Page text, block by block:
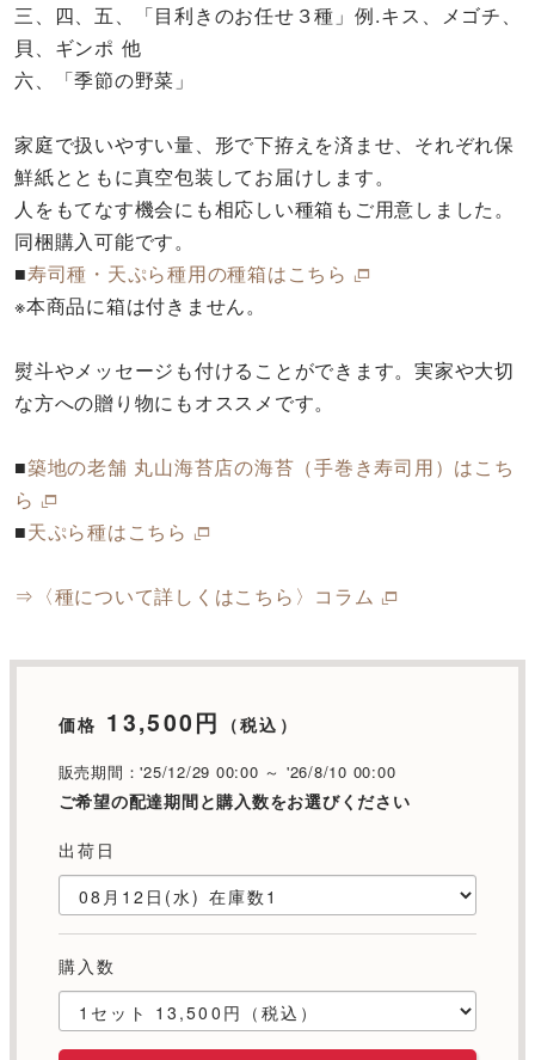
三、四、五、「目利きのお任せ３種」例.キス、メゴチ、
貝、ギンポ 他
六、「季節の野菜」
家庭で扱いやすい量、形で下拵えを済ませ、それぞれ保
鮮紙とともに真空包装してお届けします。
人をもてなす機会にも相応しい種箱もご用意しました。
同梱購入可能です。
■寿司種・天ぷら種用の種箱はこちら
※本商品に箱は付きません。
熨斗やメッセージも付けることができます。実家や大切
な方への贈り物にもオススメです。
■築地の老舗 丸山海苔店の海苔（手巻き寿司用）はこち
ら
■天ぷら種はこちら
⇒〈種について詳しくはこちら〉コラム
価格 13,500円 （税込）
販売期間：'25/12/29 00:00 ～ '26/8/10 00:00
ご希望の配達期間と購入数をお選びください
出荷日
購入数